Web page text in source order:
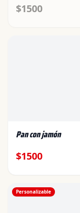
$1500
Pan con jamón
$1500
Personalizable